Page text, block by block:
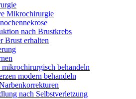
Mikrochirurgie
nach Brustkrebs
Brust erhalten
behandeln
modern behandeln
nach Selbstverletzung